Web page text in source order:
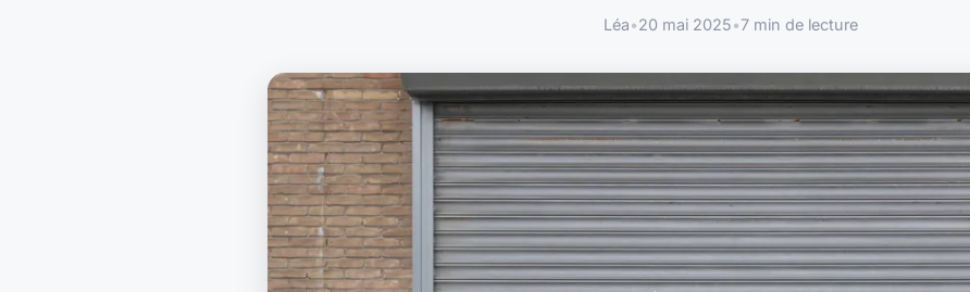
Léa•20 mai 2025•7 min de lecture